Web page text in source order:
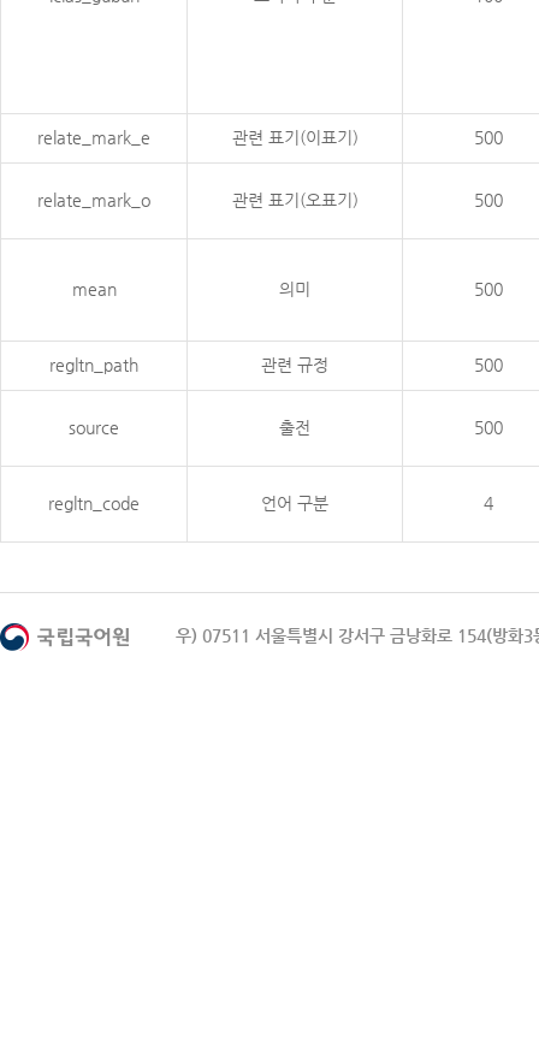
relate_mark_e 관련 표기(이표기) 500
relate_mark_o 관련 표기(오표기) 500
mean 의미 500
regltn_path 관련 규정 500
source 출전 500
regltn_code 언어 구분 4
우) 07511 서울특별시 강서구 금낭화로 154(방화3